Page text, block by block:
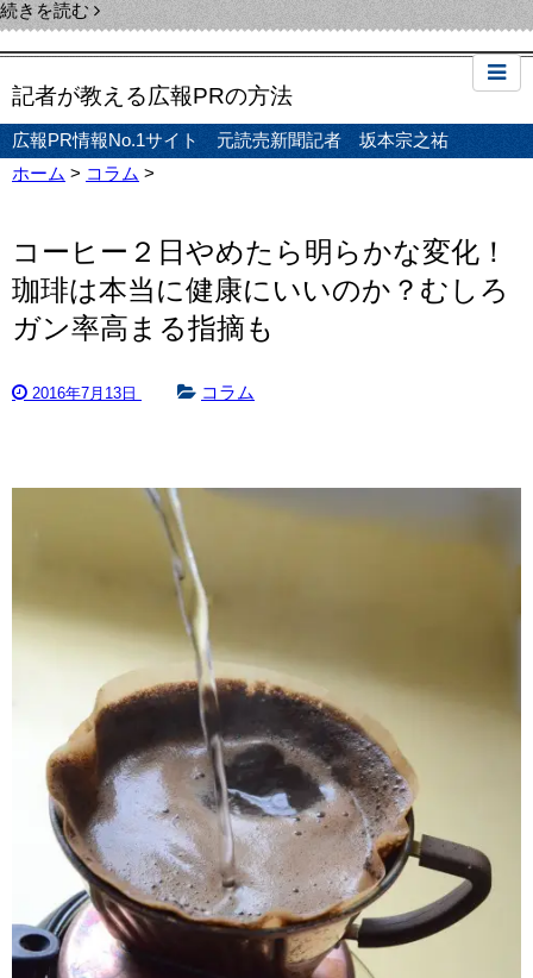
続きを読む
記者が教える広報PRの方法
広報PR情報No.1サイト 元読売新聞記者 坂本宗之祐
ホーム > コラム >
コーヒー２日やめたら明らかな変化！
珈琲は本当に健康にいいのか？むしろ
ガン率高まる指摘も
2016年7月13日 コラム